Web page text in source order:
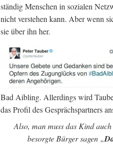
ständig Menschen in sozialen
nicht verstehen kann. Aber wenn
sie über ihn her.
Bad Aibling. Allerdings wird
das Profil des Gesprächspartners
Also, man muss das Kind
besorgte Bürger sagen „